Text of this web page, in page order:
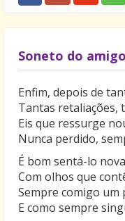
eterno, do sempre,
pelo resto do
nos queremos
beijos o encanto.
Pensar só em ti é
braços em abraços
Falar contigo,
saboreando o amor
oferecendo-te, de
meu coração todo
Soneto do amigo
Enfim, depois de
Tantas retaliações,
Eis que ressurge
Nunca perdido,
É bom sentá-lo
Com olhos que
Sempre comigo
E como sempre